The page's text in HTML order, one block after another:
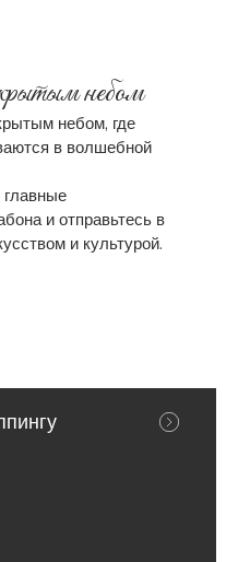
небом
небом, где
в волшебной
и отправьтесь в
и культурой.